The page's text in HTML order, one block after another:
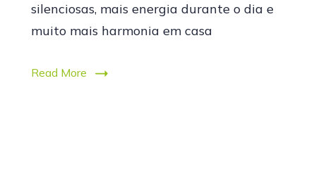
silenciosas, mais energia durante o dia e
muito mais harmonia em casa
Read More